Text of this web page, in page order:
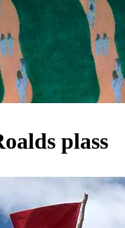
plass